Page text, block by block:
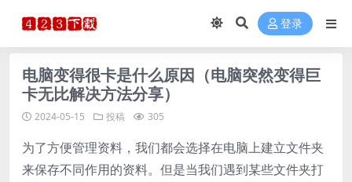
登录
电脑变得很卡是什么原因（电脑突然变得巨
卡无比解决方法分享）
2024-05-15 投稿 305
为了方便管理资料，我们都会选择在电脑上建立文件夹
来保存不同作用的资料。但是当我们遇到某些文件夹打